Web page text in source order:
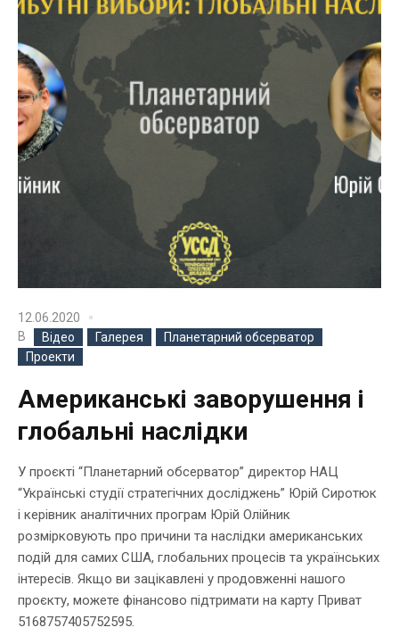
12.06.2020
В
Відео Галерея
Планетарний обсерватор
Проекти
Американські заворушення і
глобальні наслідки
У проєкті “Планетарний обсерватор” директор НАЦ
“Українські студії стратегічних досліджень” Юрій Сиротюк
і керівник аналітичних програм Юрій Олійник
розмірковують про причини та наслідки американських
подій для самих США, глобальних процесів та українських
інтересів. Якщо ви зацікавлені у продовженні нашого
проєкту, можете фінансово підтримати на карту Приват
5168757405752595.